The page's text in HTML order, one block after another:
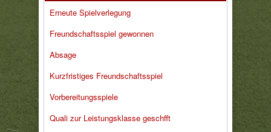
Erneute Spielverlegung
Freundschaftsspiel gewonnen
Absage
Kurzfristiges Freundschaftsspiel
Vorbereitungsspiele
Quali zur Leistungsklasse geschfft